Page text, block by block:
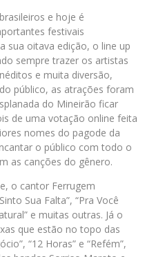
e hoje é
festivais
sua oitava edição, o line up
sempre trazer os artistas
e muita diversão,
público, as atrações foram
do Mineirão ficar
de uma votação online feita
nomes do pagode da
o público com todo o
as canções do gênero.
o cantor Ferrugem
Sua Falta”, “Pra Você
e muitas outras. Já o
que estão no topo das
“12 Horas” e “Refém”,